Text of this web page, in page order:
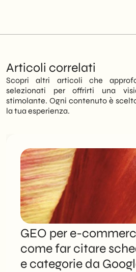
Articoli correlati
Scopri altri articoli che
selezionati per offrirti una
stimolante. Ogni contenuto è
la tua esperienza.
GEO per e-
come far citare
e categorie da